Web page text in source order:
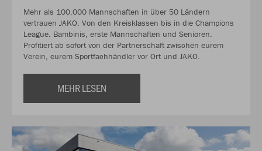
Mehr als 100.000 Mannschaften in über 50 Ländern
vertrauen JAKO. Von den Kreisklassen bis in die Champions
League. Bambinis, erste Mannschaften und Senioren.
Profitiert ab sofort von der Partnerschaft zwischen eurem
Verein, eurem Sportfachhändler vor Ort und JAKO.
MEHR LESEN